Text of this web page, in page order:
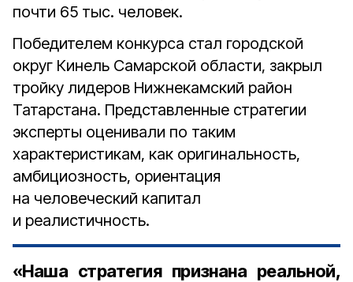
почти 65 тыс. человек.
Победителем конкурса стал городской
округ Кинель Самарской области, закрыл
тройку лидеров Нижнекамский район
Татарстана. Представленные стратегии
эксперты оценивали по таким
характеристикам, как оригинальность,
амбициозность, ориентация
на человеческий капитал
и реалистичность.
«Наша стратегия признана реальной,